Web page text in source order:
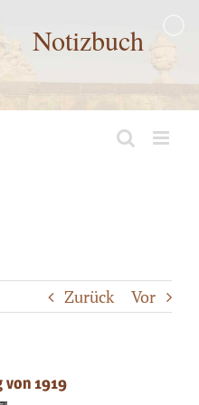
Notizbuch
Zurück Vor
von 1919